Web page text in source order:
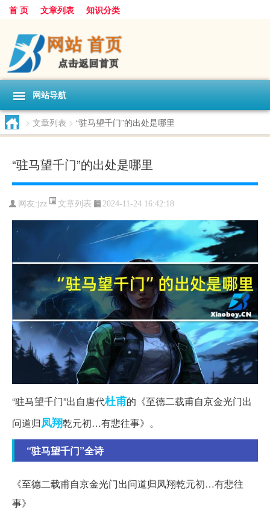
首 页 文章列表 知识分类
网站导航
> 文章列表 > “驻马望千门”的出处是哪里
“驻马望千门”的出处是哪里
网友:jzz 文章列表 2024-11-24 16:42:18
“驻马望千门”出自唐代杜甫的《至德二载甫自京金光门出
问道归凤翔乾元初…有悲往事》。
“驻马望千门”全诗
《至德二载甫自京金光门出问道归凤翔乾元初…有悲往
事》